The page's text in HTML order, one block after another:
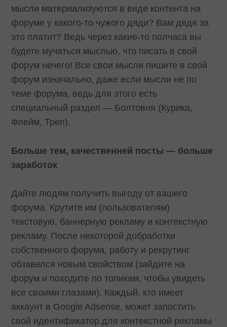
мысли материализуются в виде контента на
форуме у какого-то чужого дяди? Вам дядя за
это платит? Ведь через какие-то полчаса вы
будете мучаться мыслью, что писать в свой
форум нечего! Все свои мысли пишите в свой
форум изначально, даже если мысли не по
теме форума, ведь для этого есть
специальный раздел — Болтовня (Курика,
Флейм, Треп).
Больше тем, качественней посты — больше
заработок
Дайте людям получить выгоду от вашего
форума. Крутите им (пользователям)
текстовую, баннерную рекламу и контекстную
рекламу. После некоторой добработки
собственного форума, работу и рекрутинг
обзавелся новым свойством (зайдите на
форум и походите по топикам, чтобы увидеть
все своими глазами). Каждый, кто имеет
аккаунт в Google Adsense, может запостить
свой идентификатор для контекстной рекламы